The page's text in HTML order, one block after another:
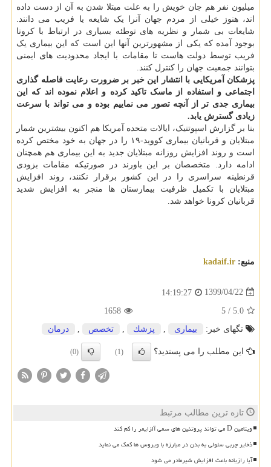
میلیون نفر هم جان خویش را به علت مبتلا شدن به آن از دست داده
اند، هنوز خیلی از مردم جهان آنرا یک شایعه یا فریب می دانند.
شایعات بی شمار و نظریه های توطئه بسیاری در ارتباط با کرونا
بوجود آمده که یکی از مشهورترین آنها این است که این بیماری یک
فریب توسط دولت هاست تا مقامات با ایجاد محدودیت های ایمنی
بتوانند جمعیت جهان را کنترل کنند.
پزشکان آمریکایی با انتشار این خبر بر ضرورت رعایت فاصله گذاری
اجتماعی و استفاده از ماسک تاکید کرده و اعلام نموده اند که این
بیماری جدی تر از آنچه تصور می نماییم بوده و می تواند با سرعت
زیادی گسترش یابد.
بنا بر گزارش اسپوتنیک، ایالات متحده آمریکا هم اکنون بیشترین شمار
مبتلایان و قربانیان بیماری کووید-۱۹ را در جهان به خود مختص کرده
است و روند افزایش روزانه مبتلایان جدید به این بیماری هم همچنان
ادامه دارد. متخصصان بر این باورند در صورتیکه مقامات بزودی
قرنطینه سراسری را در این کشور برقرار نکنند، روند افزایش
مبتلایان با تکمیل ظرفیت بیمارستان ها منجر به افزایش شدید
قربانیان کرونا خواهد شد.
منبع: kadaif.ir
1399/04/22
14:19:27
5.0
/
5
1658
تگهای خبر:
بیماری پزشك تخصص درمان
این مطلب را می پسندید؟ (1)
(0)
تازه ترین مطالب مرتبط
ویتامین D می تواند پروتئین های سمی آلزایمر را کم کند
ذخایر چربی سلولی به بدن در مبارزه با ویروس ها کمک می نماید
آیا رازیانه باعث افزایش شیرمادر می شود